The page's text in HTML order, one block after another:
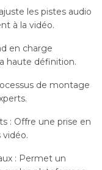
les pistes audio
à la vidéo.
en charge
haute définition.
de montage
: Offre une prise en
: Permet un